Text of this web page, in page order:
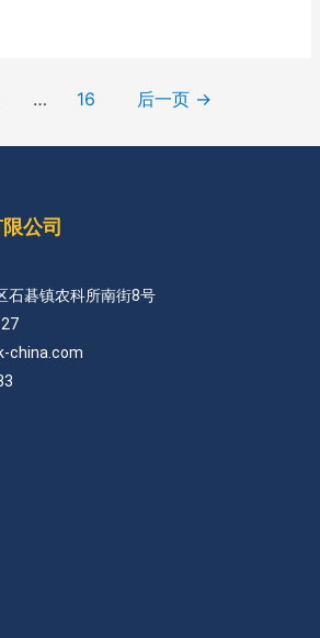
… 16 后一页 →
公司
石碁镇农科所南街8号
china.com